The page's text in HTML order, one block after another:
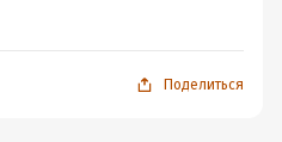
Поделиться